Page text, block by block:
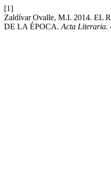
[1]
Zaldívar Ovalle, M.I. 2014.
DE LA ÉPOCA. Acta Literaria.